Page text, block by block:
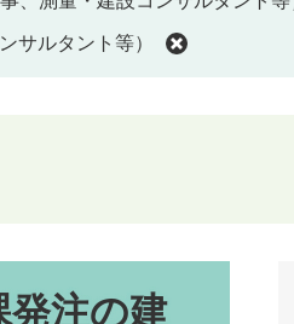
サルタント等）
発注の建